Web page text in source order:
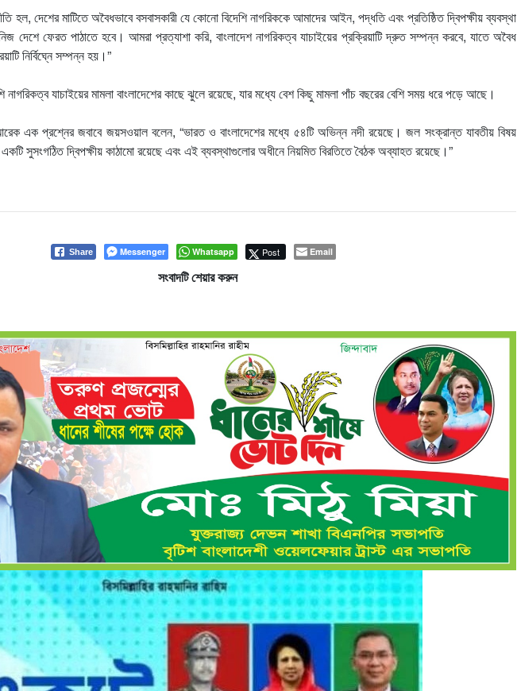
হল, দেশের মাটিতে অবৈধভাবে বসবাসকারী যে কোনো বিদেশি নাগরিককে আমাদের আইন, পদ্ধতি এবং প্রতিষ্ঠিত দ্বিপক্ষীয় ব্যবস্থা
দেশে ফেরত পাঠাতে হবে। আমরা প্রত্যাশা করি, বাংলাদেশ নাগরিকত্ব যাচাইয়ের প্রক্রিয়াটি দ্রুত সম্পন্ন করবে, যাতে অবৈধ
নির্বিঘ্নে সম্পন্ন হয়।”
নাগরিকত্ব যাচাইয়ের মামলা বাংলাদেশের কাছে ঝুলে রয়েছে, যার মধ্যে বেশ কিছু মামলা পাঁচ বছরের বেশি সময় ধরে পড়ে আছে।
এক প্রশ্নের জবাবে জয়সওয়াল বলেন, “ভারত ও বাংলাদেশের মধ্যে ৫৪টি অভিন্ন নদী রয়েছে। জল সংক্রান্ত যাবতীয় বিষয়
সুসংগঠিত দ্বিপক্ষীয় কাঠামো রয়েছে এবং এই ব্যবস্থাগুলোর অধীনে নিয়মিত বিরতিতে বৈঠক অব্যাহত রয়েছে।”
Share Messenger Whatsapp Post Email
সংবাদটি শেয়ার করুন